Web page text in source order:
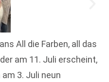
All die Farben, all das
am 11. Juli erscheint,
3. Juli neun